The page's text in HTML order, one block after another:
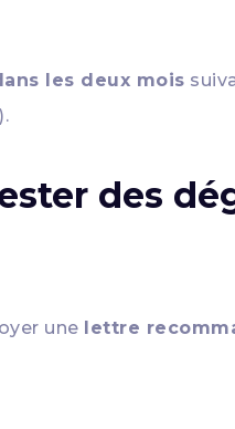
les deux mois
des
une lettre